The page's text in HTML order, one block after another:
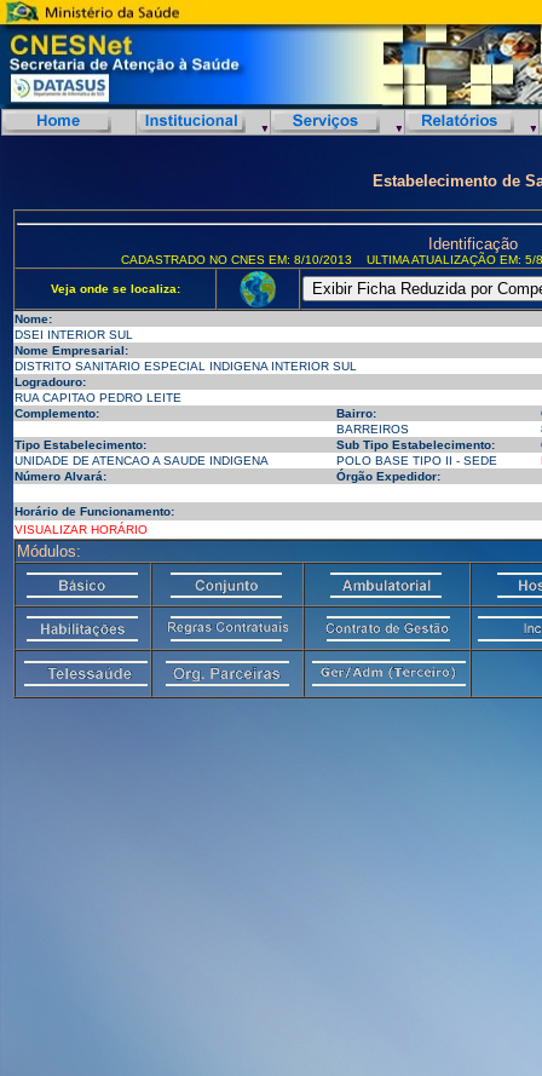
Estabelecimento de
Identificação
CADASTRADO NO CNES EM: 8/10/2013 ULTIMA ATUALIZAÇÃO EM:
Veja onde se localiza:
Nome:
DSEI INTERIOR SUL
Nome Empresarial:
DISTRITO SANITARIO ESPECIAL INDIGENA INTERIOR SUL
Logradouro:
RUA CAPITAO PEDRO LEITE
Complemento:
Bairro:
BARREIROS
Tipo Estabelecimento:
Sub Tipo Estabelecimento:
UNIDADE DE ATENCAO A SAUDE INDIGENA
POLO BASE TIPO II - SEDE
Número Alvará:
Órgão Expedidor:
Horário de Funcionamento:
VISUALIZAR HORÁRIO
Módulos: